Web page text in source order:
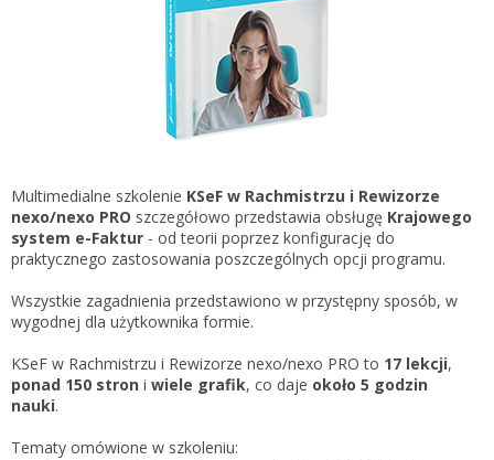
Gestor nexo PRO krok po kroku
KSeF w Subiekcie GT
KSeF w Subiekcie nexo/nexo PRO
KSeF w Rachmistrzu i Rewizorze nexo/nexo PRO
KSeF w Rachmistrzu i Rewizorze GT
Portal Dokumentów z obsługą KSeF dla biur
rachunkowych
Logowanie do Akademi InsERT
Login
Hasło
Zapomniałem hasła
Nie masz konta
Multimedialne szkolenie KSeF w Rachmistrzu i Rewizorze
nexo/nexo PRO szczegółowo przedstawia obsługę Krajowego
system e-Faktur - od teorii poprzez konfigurację do
praktycznego zastosowania poszczególnych opcji programu.
Wszystkie zagadnienia przedstawiono w przystępny sposób, w
wygodnej dla użytkownika formie.
KSeF w Rachmistrzu i Rewizorze nexo/nexo PRO to 17 lekcji,
ponad 150 stron i wiele grafik, co daje około 5 godzin
nauki.
Tematy omówione w szkoleniu: